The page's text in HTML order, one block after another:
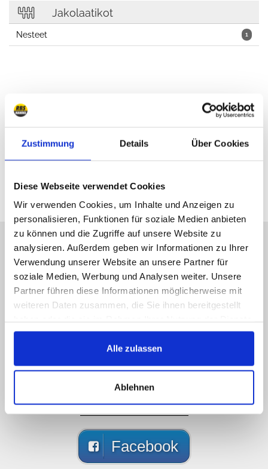
Zustimmung Details Über Cookies
Diese Webseite verwendet Cookies
Wir verwenden Cookies, um Inhalte und Anzeigen zu
personalisieren, Funktionen für soziale Medien anbieten
zu können und die Zugriffe auf unsere Website zu
analysieren. Außerdem geben wir Informationen zu Ihrer
Verwendung unserer Website an unsere Partner für
soziale Medien, Werbung und Analysen weiter. Unsere
Partner führen diese Informationen möglicherweise mit
weiteren Daten zusammen, die Sie ihnen bereitgestellt
gesammelt haben.
Alle zulassen
Ablehnen
Jakolaatikot
1
Nesteet
Valitettavasti emme ole
verkossa, mutta laita meille
viesti!
Soita meille, lähetä meille viestin, ota meihin
089 - 41 61 08 780
(9:30-14:00 16:00-19:00)
info@rbs-handel.de
Facebook